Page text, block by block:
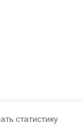
статистику